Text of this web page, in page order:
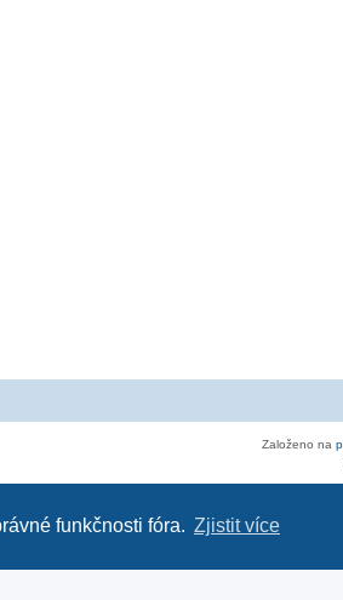
funkčnosti fóra. Zjistit více
Založeno na